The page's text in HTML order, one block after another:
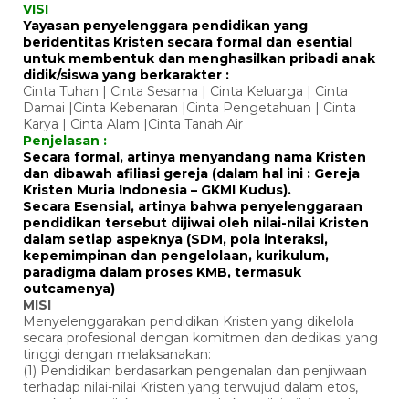
VISI
Yayasan penyelenggara pendidikan yang
beridentitas Kristen secara formal dan esential
untuk membentuk dan menghasilkan pribadi anak
didik/siswa yang berkarakter :
Cinta Tuhan | Cinta Sesama | Cinta Keluarga | Cinta
Damai |Cinta Kebenaran |Cinta Pengetahuan | Cinta
Karya | Cinta Alam |Cinta Tanah Air
Penjelasan :
Secara formal, artinya menyandang nama Kristen
dan dibawah afiliasi gereja (dalam hal ini : Gereja
Kristen Muria Indonesia – GKMI Kudus).
Secara Esensial, artinya bahwa penyelenggaraan
pendidikan tersebut dijiwai oleh nilai-nilai Kristen
dalam setiap aspeknya (SDM, pola interaksi,
kepemimpinan dan pengelolaan, kurikulum,
paradigma dalam proses KMB, termasuk
outcamenya)
MISI
Menyelenggarakan pendidikan Kristen yang dikelola
secara profesional dengan komitmen dan dedikasi yang
tinggi dengan melaksanakan:
(1) Pendidikan berdasarkan pengenalan dan penjiwaan
terhadap nilai-nilai Kristen yang terwujud dalam etos,